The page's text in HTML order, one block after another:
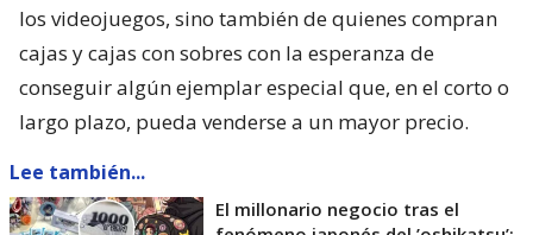
los videojuegos, sino también de quienes compran
cajas y cajas con sobres con la esperanza de
conseguir algún ejemplar especial que, en el corto o
largo plazo, pueda venderse a un mayor precio.
Lee también...
El millonario negocio tras el